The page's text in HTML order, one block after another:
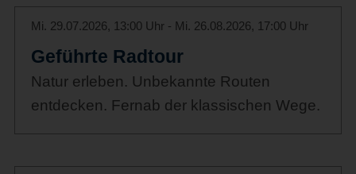
Mi. 29.07.2026, 13:00 Uhr - Mi. 26.08.2026, 17:00 Uhr
Geführte Radtour
Natur erleben. Unbekannte Routen
entdecken. Fernab der klassischen Wege.